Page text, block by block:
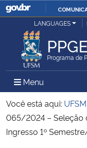
Ministério da Justiça e
Ministério da Defesa
Ministério das Relações
Ministério da Economia
LANGUAGES
Programa de
Menu Menu
Você está aqui: UFSM
065/2024 – Seleção
Ingresso 1º